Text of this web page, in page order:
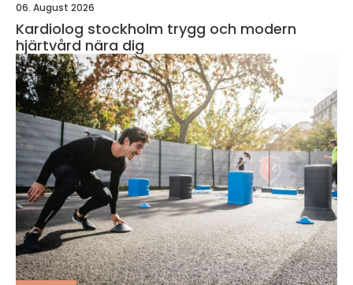
06. August 2026
Kardiolog stockholm trygg och modern
hjärtvård nära dig